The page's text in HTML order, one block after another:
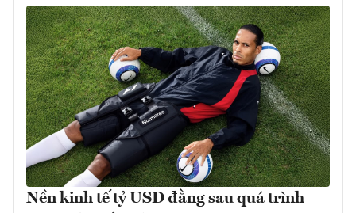
Nền kinh tế tỷ USD đằng sau quá trình